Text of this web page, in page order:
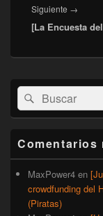
Siguiente →
[La Encuesta
El
área
de
lateral
primaria
Buscar
por:
Buscar
Comentarios
MaxPower4 en
crowdfunding del
(Piratas)